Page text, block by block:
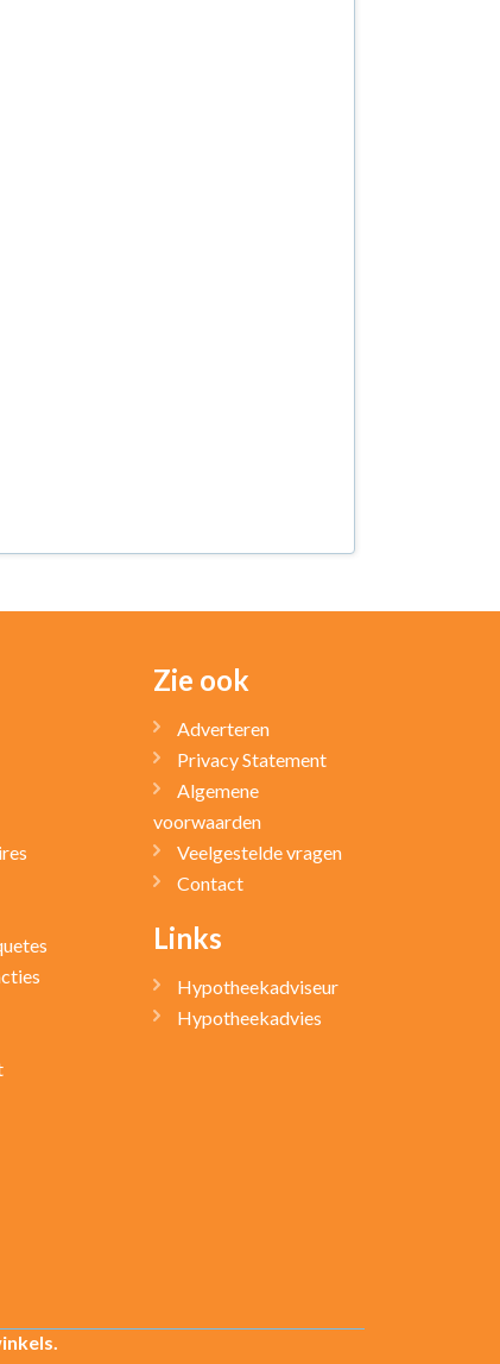
Zie ook
Adverteren
Privacy Statement
Algemene
voorwaarden
Veelgestelde vragen
Contact
Links
Hypotheekadviseur
Hypotheekadvies